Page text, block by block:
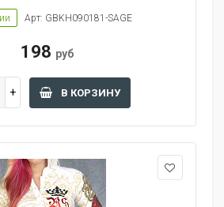
Арт: GBKH090181-SAGE
198 руб
В КОРЗИНУ